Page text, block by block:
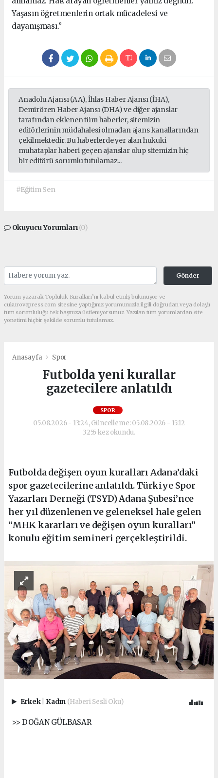
Yaşasın öğretmenlerin ortak mücadelesi ve
dayanışması.”
Anadolu Ajansı (AA), İhlas Haber Ajansı (İHA),
Demirören Haber Ajansı (DHA) ve diğer ajanslar
tarafından eklenen tüm haberler, sitemizin
editörlerinin müdahalesi olmadan ajans kanallarından
çekilmektedir. Bu haberlerde yer alan hukuki
muhataplar haberi geçen ajanslar olup sitemizin hiç
bir editörü sorumlu tutulamaz...
#Eğitim Sen
Okuyucu Yorumları(0)
Gönder
Yorum yazarak Topluluk Kuralları’nı kabul etmiş bulunuyor ve
cukurovapress.com sitesine yaptığınız yorumunuzla ilgili doğrudan veya dolaylı
tüm sorumluluğu tek başınıza üstleniyorsunuz. Yazılan tüm yorumlardan site
yönetimi hiçbir şekilde sorumlu tutulamaz.
Anasayfa Spor
Futbolda yeni kurallar
gazetecilere anlatıldı
SPOR
05.08.2026 - 13:24, Güncelleme: 05.08.2026 - 15:12
3255 kez okundu.
Futbolda değişen oyun kuralları Adana’daki
spor gazetecilerine anlatıldı. Türkiye Spor
Yazarları Derneği (TSYD) Adana Şubesi’nce
her yıl düzenlenen ve geleneksel hale gelen
“MHK kararları ve değişen oyun kuralları”
konulu eğitim semineri gerçekleştirildi.
Erkek Kadın (Haberi Sesli Oku)
>> DOĞAN GÜLBASAR